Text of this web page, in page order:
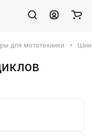
для мототехники